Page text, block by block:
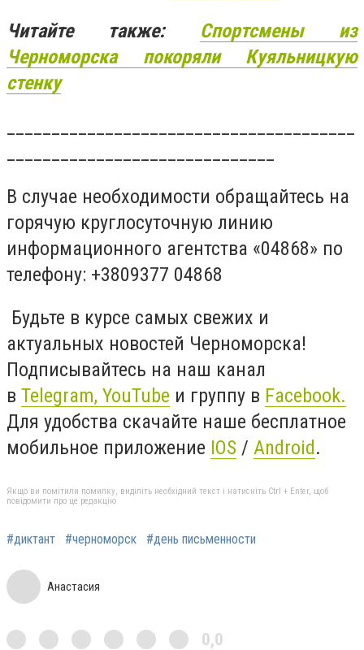
Читайте также: Спортсмены из
Черноморска покоряли Куяльницкую
стенку
В случае необходимости обращайтесь на
горячую круглосуточную линию
информационного агентства «04868» по
телефону: +3809377 04868
Будьте в курсе самых свежих и
актуальных новостей Черноморска!
Подписывайтесь на наш канал
в Telegram, YouTube и группу в Facebook.
Для удобства скачайте наше бесплатное
мобильное приложение IOS / Android.
Якщо ви помітили помилку, виділіть необхідний текст і натисніть Ctrl + Enter, щоб
повідомити про це редакцію
#диктант #черноморск #день письменности
Анастасия
0,0